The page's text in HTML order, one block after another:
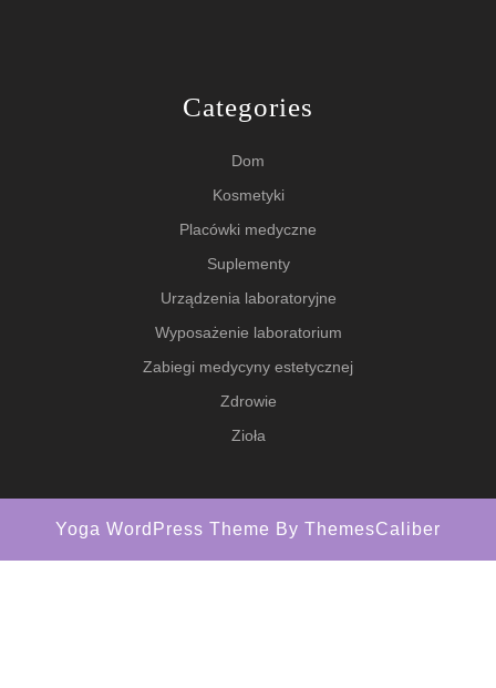
Categories
Dom
Kosmetyki
Placówki medyczne
Suplementy
Urządzenia laboratoryjne
Wyposażenie laboratorium
Zabiegi medycyny estetycznej
Zdrowie
Zioła
Yoga WordPress Theme By ThemesCaliber